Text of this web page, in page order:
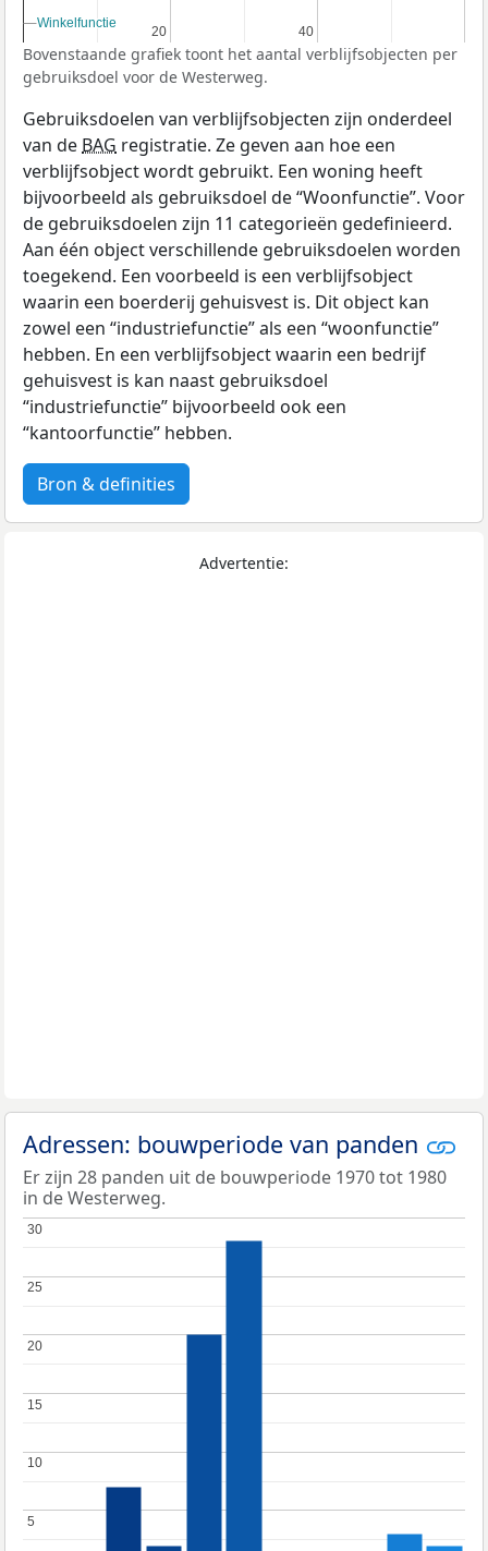
20
20 40
40
Winkelfunctie
Winkelfunctie
Bovenstaande grafiek toont het aantal verblijfsobjecten per
gebruiksdoel voor de Westerweg.
Gebruiksdoelen van verblijfsobjecten zijn onderdeel
van de BAG registratie. Ze geven aan hoe een
verblijfsobject wordt gebruikt. Een woning heeft
bijvoorbeeld als gebruiksdoel de “Woonfunctie”. Voor
de gebruiksdoelen zijn 11 categorieën gedefinieerd.
Aan één object verschillende gebruiksdoelen worden
toegekend. Een voorbeeld is een verblijfsobject
waarin een boerderij gehuisvest is. Dit object kan
zowel een “industriefunctie” als een “woonfunctie”
hebben. En een verblijfsobject waarin een bedrijf
gehuisvest is kan naast gebruiksdoel
“industriefunctie” bijvoorbeeld ook een
“kantoorfunctie” hebben.
Bron & definities
Advertentie:
Adressen: bouwperiode van panden
Er zijn 28 panden uit de bouwperiode 1970 tot 1980
in de Westerweg.
5
5
10
10
15
15
20
20
25
25
30
30